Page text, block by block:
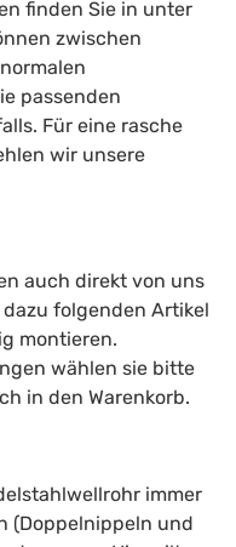
finden Sie in unter
zwischen
passenden
Für eine rasche
wir unsere
auch direkt von uns
folgenden Artikel
montieren.
wählen sie bitte
in den Warenkorb.
immer
(Doppelnippeln und